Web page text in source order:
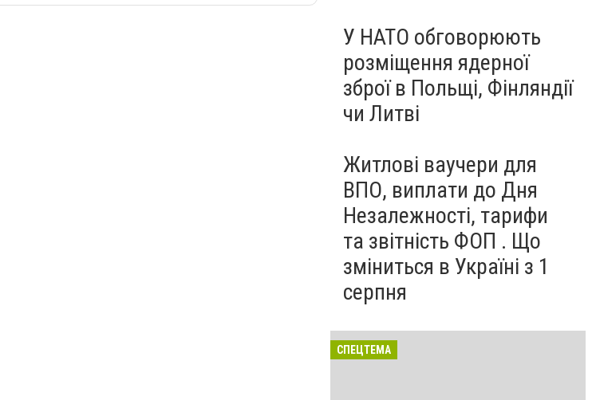
У НАТО обговорюють
розміщення ядерної
зброї в Польщі, Фінляндії
чи Литві
Житлові ваучери для
ВПО, виплати до Дня
Незалежності, тарифи
та звітність ФОП . Що
зміниться в Україні з 1
серпня
СПЕЦТЕМА